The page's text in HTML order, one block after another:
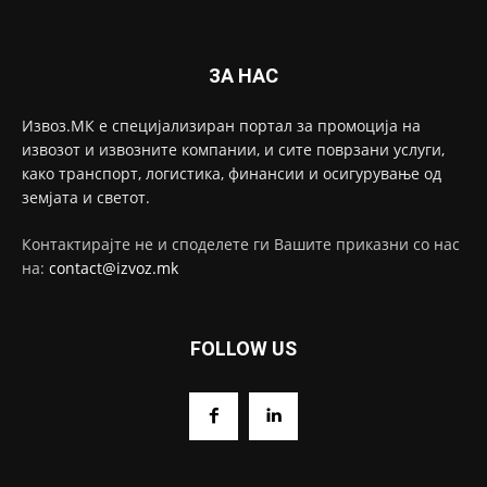
ЗА НАС
Извоз.МК е специјализиран портал за промоција на
извозот и извозните компании, и сите поврзани услуги,
како транспорт, логистика, финансии и осигурување од
земјата и светот.
Контактирајте не и споделете ги Вашите приказни со нас
на: contact@izvoz.mk
FOLLOW US